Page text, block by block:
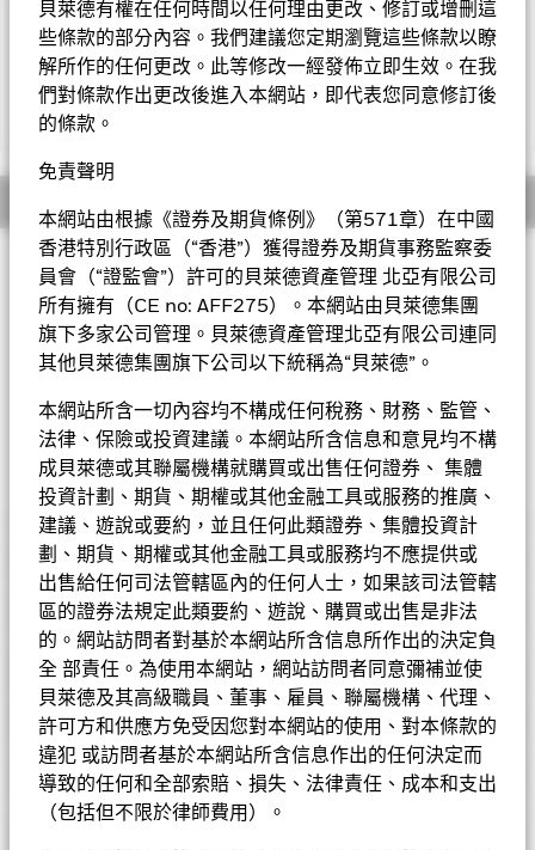
貝萊德有權在任何時間以任何理由更改、修訂或增刪這
些條款的部分內容。我們建議您定期瀏覽這些條款以瞭
解所作的任何更改。此等修改一經發佈立即生效。在我
們對條款作出更改後進入本網站，即代表您同意修訂後
的條款。
免責聲明
本網站由根據《證券及期貨條例》（第571章）在中國
香港特別行政區（“香港”）獲得證券及期貨事務監察委
員會（“證監會”）許可的貝萊德資產管理 北亞有限公司
所有擁有（CE no: AFF275）。本網站由貝萊德集團
旗下多家公司管理。貝萊德資產管理北亞有限公司連同
其他貝萊德集團旗下公司以下統稱為“貝萊德”。
本網站所含一切內容均不構成任何稅務、財務、監管、
法律、保險或投資建議。本網站所含信息和意見均不構
成貝萊德或其聯屬機構就購買或出售任何證券、 集體
投資計劃、期貨、期權或其他金融工具或服務的推廣、
建議、遊說或要約，並且任何此類證券、集體投資計
劃、期貨、期權或其他金融工具或服務均不應提供或
出售給任何司法管轄區內的任何人士，如果該司法管轄
區的證券法規定此類要約、遊說、購買或出售是非法
的。網站訪問者對基於本網站所含信息所作出的決定負
全 部責任。為使用本網站，網站訪問者同意彌補並使
貝萊德及其高級職員、董事、雇員、聯屬機構、代理、
許可方和供應方免受因您對本網站的使用、對本條款的
違犯 或訪問者基於本網站所含信息作出的任何決定而
導致的任何和全部索賠、損失、法律責任、成本和支出
（包括但不限於律師費用）。
重要提示︰
• 基金可能投資於評級受實際或預期下降所影響的債務證券。基
金可投資於基本貨幣以外的資產，匯率的變化及管制或會對基金的
資產價值造成影響。基金投資於若干新興市場，可能需承受政治、
稅務、經濟、社會及外匯因素產生的風險。利率上升可能對基金所
保的債券，或會因而涉及政治、經濟、違約或其他風險。
風險、小型公司的波動性及流動性風險、證券借貸合約交易對手的
信貸風險、包括人民幣計值類別的貨幣兌換風險及或然可換股債券
風險。
•9股份類別
在未扣除開支之下派付股息，此股份類別亦會在基金
董事酌情決定下從資本派付股息。按年派付的任何股息必須至少相
等於股息下限，若有不足額，任何股息的重大部份可能從資本支
付。股息下限或須於年內降低並且不能代替儲蓄賬戶或支付固定利
會在基金董事酌情決定下從資本派付股息。11股份類別 在未扣除開
支之下派付股息，此股份類別亦會在基金董事酌情決定下從資本派
付股息。股息金額可能超過該股份類別的已實現總回報，並且可全
部或大部分從資本中支付，實際上可能等同於向投資者返還其部分
原始投資本金
。在未扣除開支之下派付股息，可產生更多可供分派
的收入。然而，這些股份實際上可能從資本派付股息，可能相等於
投資者獲得部分原投資額回報或資本收益。所有宣派股息均會導致
股份於除息日的每股資產淨值即時減少。
• 基金可運用衍生工具作對沖及投資用途。然而，不會廣泛用作
投資用途。基金在使用衍生工具時可能蒙受損失。
• 基金價值可升可跌，且可於短期內反覆，投資者或有可能損失
一定程度的投資金額。
• 投資者不應單憑此文件作投資決定。投資者應參閱基金章程及
產品資料概要以了解風險因素等詳情。
概要
投資目標
環球資產配置基金以盡量提高總回報為目標。基金可投資於全球
企業和政府所發行的股本證券、債券及短期證券，不受既定限
制。在正常市況下，基金將不少於70%的總資產投資於企業及政
府所發行的證券。基金一般尋求投資於投資顧問認為估價偏低的
證券，亦會投資於小型及新興增長公司的股本證券。基金亦可將
其債券組合的一部份投資於高收益定息可轉讓證券投資組合。貨
幣風險將靈活管理。
貝萊德環球資產配置基金
基金的全部貨幣對沖股份類別使用金融衍生產品以對沖貨幣風險。
股份類別中使用金融衍生產品可能為基金內其他股份類別帶來潛在
風險效應（亦稱為溢出）。該基金的管理公司將確保適當的程序得
以進行，以至對其他股份類別的風險效應減至最低。您只需直接在
基金名稱下方使用下拉式方框，即可查閱這基金內全部股份類別—
貨幣對沖股份類別會於股份類別的名稱中顯示「對沖」的字眼。此
外，如欲索取所有貨幣對沖股份類別的完整列表，應向基金管理公
司提出。
表現
圖表
查看圖表
表現
基金資料
基金總值
截至 2026年8月7日
美元 19,356,177,057
基金成立日期
1997年1月3日
基準貨幣
USD
基本因素及風險
持倉數目
截至 2026年6月30日
1573
股本價格/收益（1 財年）
基金評級
Morningstar星號評級
持股
投資分佈